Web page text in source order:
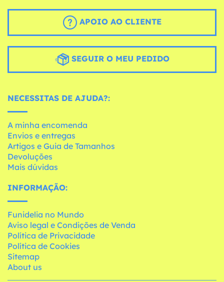
APOIO AO CLIENTE
SEGUIR O MEU PEDIDO
NECESSITAS DE AJUDA?:
A minha encomenda
Envios e entregas
Artigos e Guia de Tamanhos
Devoluções
Mais dúvidas
INFORMAÇÃO:
Funidelia no Mundo
Aviso legal e Condições de Venda
Política de Privacidade
Política de Cookies
Sitemap
About us